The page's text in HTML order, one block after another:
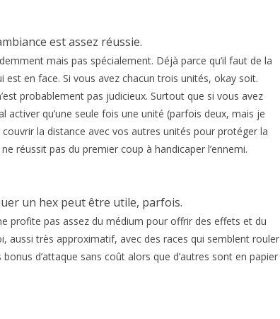
est assez réussie.
mais pas spécialement. Déjà parce qu’il faut de la
est en face. Si vous avez chacun trois unités, okay soit.
probablement pas judicieux. Surtout que si vous avez
activer qu’une seule fois une unité (parfois deux, mais je
la distance avec vos autres unités pour protéger la
réussit pas du premier coup à handicaper l’ennemi.
un hex peut être utile, parfois.
profite pas assez du médium pour offrir des effets et du
aussi très approximatif, avec des races qui semblent rouler
d’attaque sans coût alors que d’autres sont en papier